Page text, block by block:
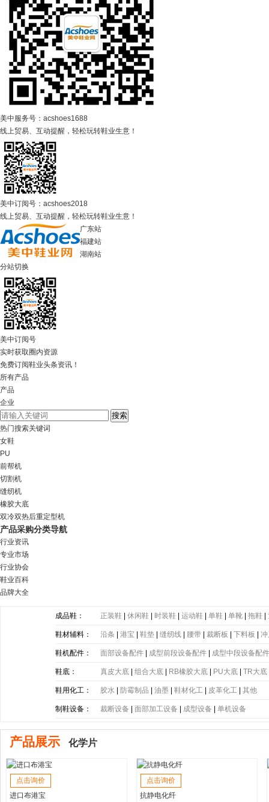
美中服务号：acshoes1688
线上贸易、互动提醒，轻松玩转鞋业生意！
美中订阅号：acshoes2018
线上贸易、互动提醒，轻松玩转鞋业生意！
广东站
福建站
湖南站
分站切换
美中订阅号
实时获取圈内资源
免费订阅鞋业头条资讯！
所有产品
产品
企业
热门搜索关键词
女鞋
PU
前帮机
切割机
缝纫机
橡胶大底
双冷双热后重定型机
产品采购分类导航
行业资讯
专业市场
行业协会
鞋业百科
品牌大全
成品鞋： 正装鞋 |休闲鞋 时装鞋 |运动鞋 |单鞋 |单靴 |拖鞋 |
鞋材辅料： 沿条 |港宝 |鞋垫 |缝纫线 腰带 |裁断板 |下料板 |
带|塑胶片|其他
鞋机配件： 面部设备配件 成型前段设备配件 成型中段设备配
鞋底： 真皮大底 |组合大底 RB橡胶大底 PU大底 |TR大底
底|PE大底|PP大底| SBR大底| PC大底| 软木大底
鞋用化工： 胶水 防霉制品 |油墨 |鞋材化工 皮革化工 |其他
制鞋设备： 裁断设备 |面部加工设备 成型设备 |单机设备
产品展示 化学片
点击询价
进口布港宝
点击询价
抗静电化纤